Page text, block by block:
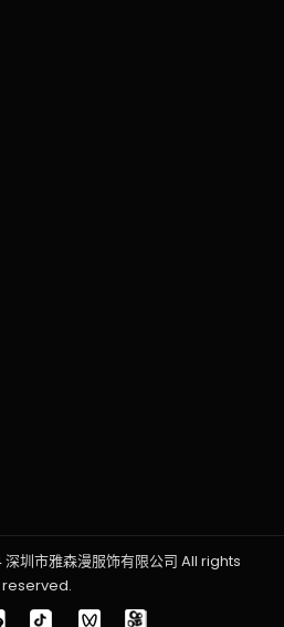
圳市雅森漫服饰有限公司 All rights
reserved.